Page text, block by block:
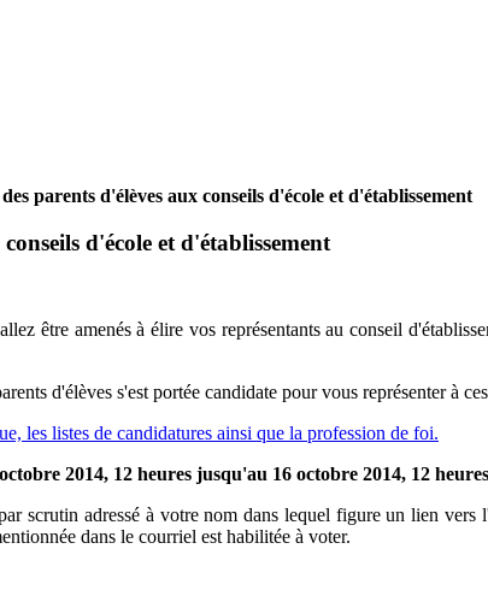
parents d'élèves aux conseils d'école et d'établissement
d'école et d'établissement
être amenés à élire vos représentants au conseil
d'élèves s'est portée candidate pour vous représenter à
les listes de candidatures ainsi que la profession de foi.
2014, 12 heures jusqu'au 16 octobre 2014, 12
scrutin adressé à votre nom dans lequel figure un lien
dans le courriel est habilitée à voter.